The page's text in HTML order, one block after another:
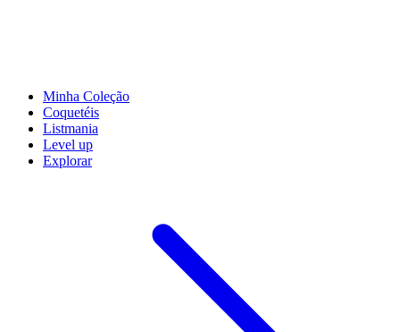
Minha Coleção
Coquetéis
Listmania
Level up
Explorar